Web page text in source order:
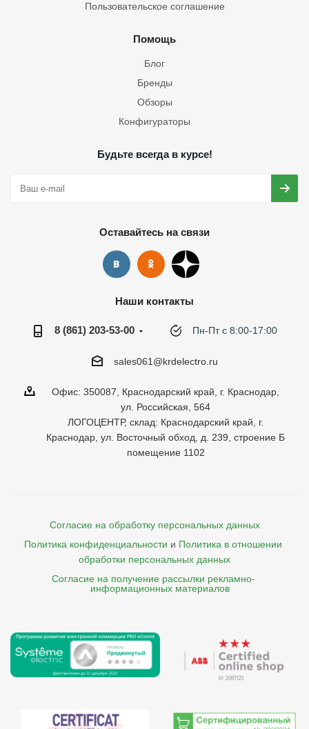
Пользовательское соглашение
Помощь
Блог
Бренды
Обзоры
Конфигураторы
Будьте всегда в курсе!
Оставайтесь на связи
Наши контакты
8 (861) 203-53-00 Пн-Пт с 8:00-17:00
sales061@krdelectro.ru
Офис: 350087, Краснодарский край, г. Краснодар,
ул. Российская, 564
ЛОГОЦЕНТР, склад: Краснодарский край, г.
Краснодар, ул. Восточный обход, д. 239, строение Б
помещение 1102
Согласие на обработку персональных данных
Политика конфиденциальности и Политика в отношении
обработки персональных данных
Согласие на получение рассылки рекламно-
    информационных материалов